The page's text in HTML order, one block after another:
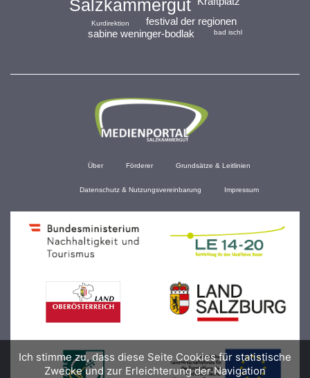
Salzkammergut
festival der regionen
sabine weninger-bodlak
Kurdirektion
bad ischl
Über Förderer Grundsätze & Leitlinien
Datenschutz & Nutzungsvereinbarung Impressum
Ich stimme zu, dass diese Seite Cookies für statistische
Zwecke und zur Erleichterung der Navigation